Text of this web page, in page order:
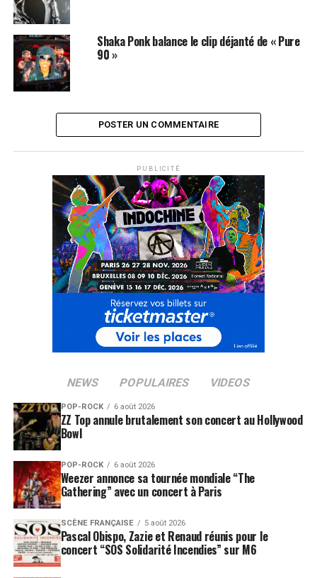
Shaka Ponk balance le clip déjanté de « Pure
90 »
POSTER UN COMMENTAIRE
PUBLICITÉ
NEWS POPULAIRES VIDEOS
POP-ROCK 6 août 2026
ZZ Top annule brutalement son concert au Hollywood
Bowl
POP-ROCK 6 août 2026
Weezer annonce sa tournée mondiale “The
Gathering” avec un concert à Paris
SCÈNE FRANÇAISE 5 août 2026
Pascal Obispo, Zazie et Renaud réunis pour le
concert “SOS Solidarité Incendies” sur M6